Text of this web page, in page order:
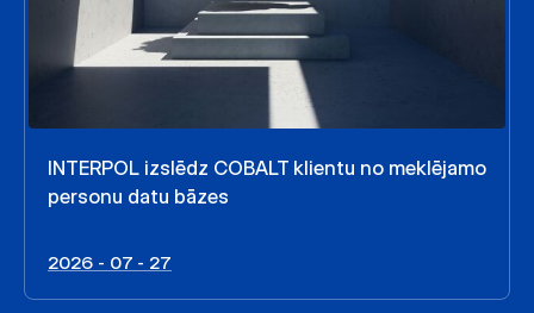
INTERPOL izslēdz COBALT klientu no meklējamo
personu datu bāzes
2026 - 07 - 27